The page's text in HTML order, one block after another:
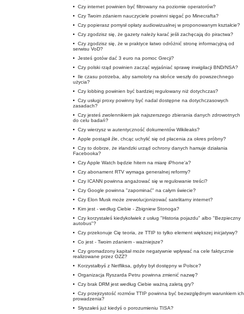
• Czy internet powinien być filtrowany na poziomie operatorów?
• Czy Twoim zdaniem nauczyciele powinni sięgać po Minecrafta?
• Czy popierasz pomysł opłaty audiowizualnej w proponowanym kształcie?
• Czy zgodzisz się, że gazety należy karać jeśli zachęcają do piractwa?
• Czy zgodzisz się, że w praktyce łatwo odróżnić stronę informacyjną od
serwisu VoD?
• Jesteś gotów dać 3 euro na pomoc Grecji?
• Czy polski rząd powinien zacząć wyjaśniać sprawę inwigilacji BND/NSA?
•
Ile czasu potrzeba, aby samoloty na słońce weszły do powszechnego
użycia?
• Czy lobbing powinien być bardziej regulowany niż dotychczas?
• Czy usługi proxy powinny być nadal dostępne na dotychczasowych
zasadach?
• Czy jesteś zwolennikiem jak najszerszego zbierania danych zdrowotnych
do celu badań?
• Czy wierzysz w autentyczność dokumentów Wikileaks?
• Apple postąpił źle, chcąc uchylić się od płacenia za okres próbny?
• Czy to dobrze, że irlandzki urząd ochrony danych hamuje działania
Facebooka?
• Czy Apple Watch będzie hitem na miarę iPhone'a?
• Czy abonament RTV wymaga generalnej reformy?
• Czy ICANN powinna angażować się w regulowanie treści?
• Czy Google powinna "zapominać" na całym świecie?
• Czy Elon Musk może zrewolucjonizować satelitarny internet?
• Kim jest - według Ciebie - Zbigniew Stonoga?
• Czy korzystałeś kiedykolwiek z usług "Historia pojazdu" albo "Bezpieczny
autobus"?
• Czy przekonuje Cię teoria, ze TTIP to tylko element większej inicjatywy?
• Co jest - Twoim zdaniem - ważniejsze?
• Czy gromadzony kapitał może negatywnie wpływać na cele faktycznie
realizowane przez OZZ?
• Korzystałbyś z Netfliksa, gdyby był dostępny w Polsce?
• Organizacja Ryszarda Petru powinna zmienić nazwę?
• Czy brak DRM jest według Ciebie ważną zaletą gry?
• Czy przejrzystość rozmów TTIP powinna być bezwzględnym warunkiem ich
prowadzenia?
• Słyszałeś już kiedyś o porozumieniu TISA?